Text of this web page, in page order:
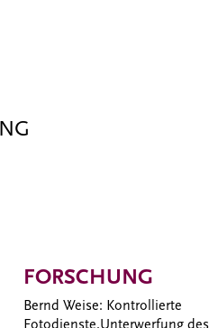
FORSCHUNG
Bernd Weise: Kontrollierte
Fotodienste.Unterwerfung des